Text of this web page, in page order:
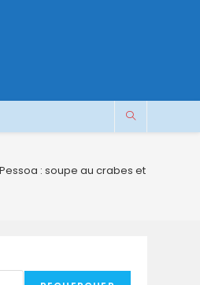
: soupe au crabes et « bac à